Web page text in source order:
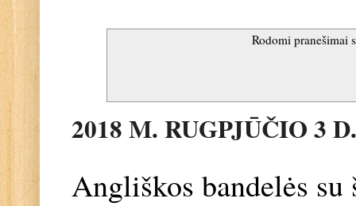
Rodomi pranešimai
2018 M. RUGPJŪČIO 3
Angliškos bandelės su